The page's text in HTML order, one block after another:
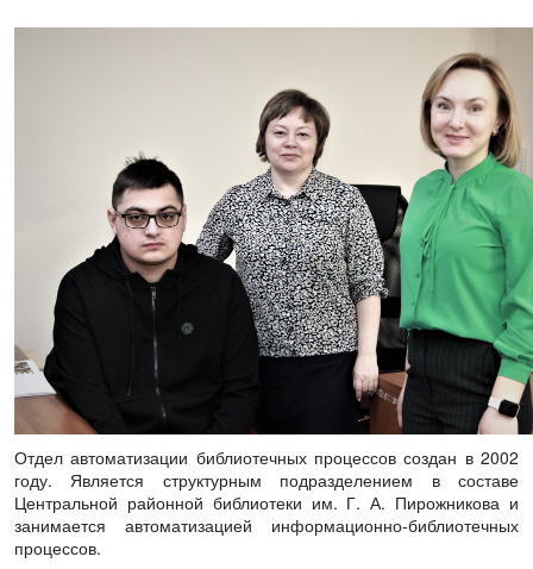
Отдел автоматизации библиотечных процессов создан в 2002
году. Является структурным подразделением в составе
Центральной районной библиотеки им. Г. А. Пирожникова и
занимается автоматизацией информационно-библиотечных
процессов.